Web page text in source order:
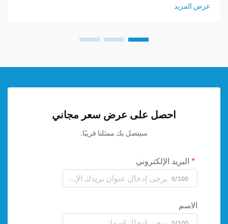
عرض المزيد
احصل على عرض سعر مجاني
سيتصل بك ممثلنا قريبًا.
البريد الإلكتروني
0/100
الاسم